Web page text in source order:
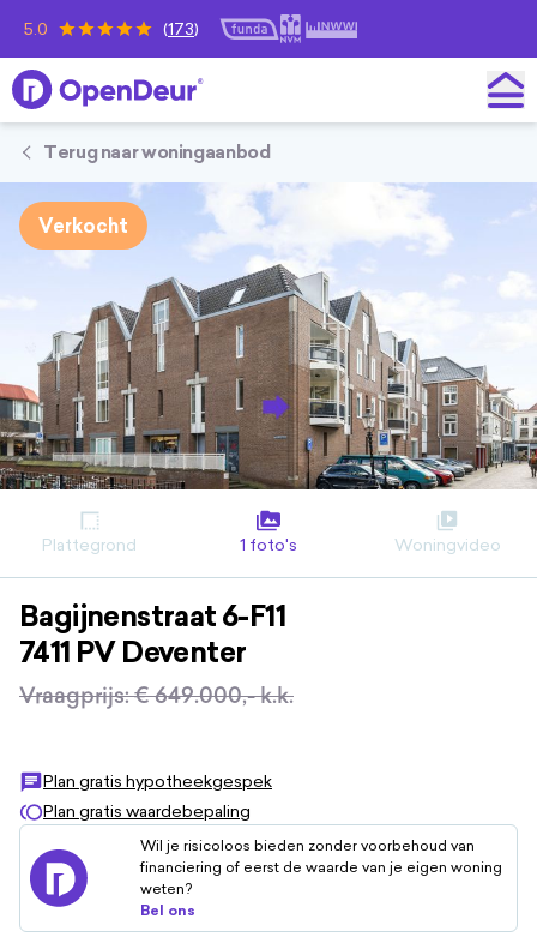
5.0 (173)
OpenDeur
Terug naar woningaanbod
Plattegrond 1 foto's Woningvideo
Verkocht
Bagijnenstraat 6-F11
7411 PV Deventer
Vraagprijs:€ 649.000,-k.k.
Plan gratis hypotheekgespek
Plan gratis waardebepaling
Wil je risicoloos bieden zonder voorbehoud van
financiering of eerst de waarde van je eigen woning
weten?
Bel ons